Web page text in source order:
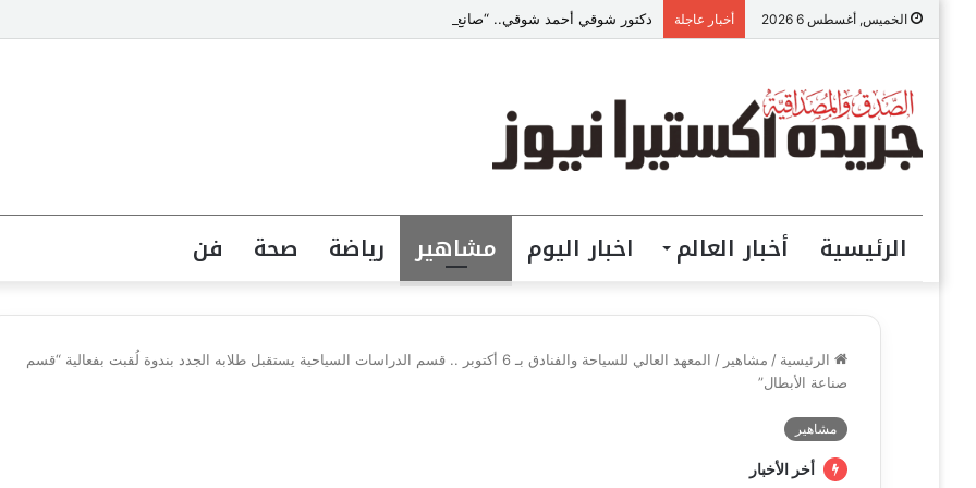
الخميس, أغسطس 6 2026 أخبار عاجلة دكتور شوقي أحمد شوقي.. “صانع الابتسامات” يتصدر قائمة أشهر أطباء تجميل الأسنان في مصر
الرئيسية أخبار العالم اخبار اليوم مشاهير رياضة صحة فن
الرئيسية / مشاهير /
المعهد العالي للسياحة والفنادق بـ 6 أكتوبر .. قسم الدراسات السياحية يستقبل طلابه الجدد بندوة لُقبت بفعالية “قسم
صناعة الأبطال”
مشاهير
أخر الأخبار